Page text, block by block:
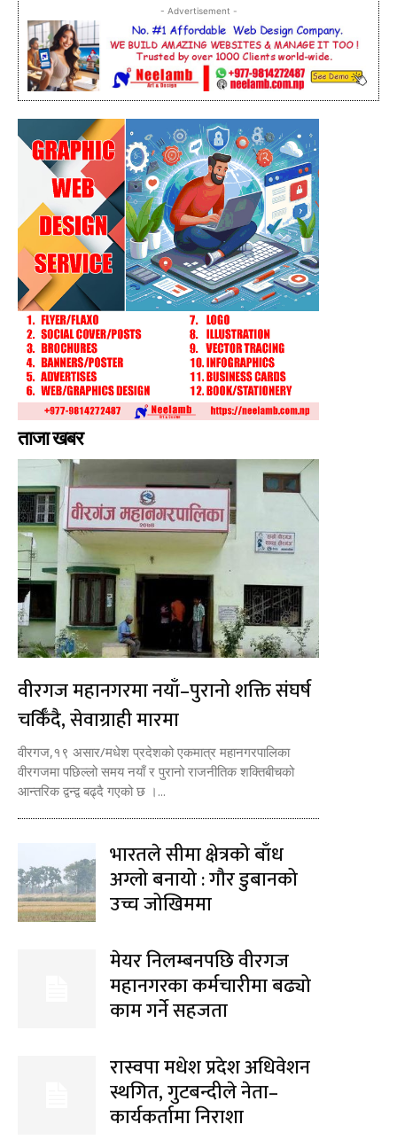
- Advertisement -
ताजा खबर
वीरगज महानगरमा नयाँ–पुरानो शक्ति संघर्ष
चर्किँदै, सेवाग्राही मारमा
वीरगज,१९ असार/मधेश प्रदेशको एकमात्र महानगरपालिका
वीरगजमा पछिल्लो समय नयाँ र पुरानो राजनीतिक शक्तिबीचको
आन्तरिक द्वन्द्व बढ्दै गएको छ ।...
भारतले सीमा क्षेत्रको बाँध
अग्लो बनायो : गौर डुबानको
उच्च जोखिममा
मेयर निलम्बनपछि वीरगज
महानगरका कर्मचारीमा बढ्यो
काम गर्ने सहजता
रास्वपा मधेश प्रदेश अधिवेशन
स्थगित, गुटबन्दीले नेता–
कार्यकर्तामा निराशा